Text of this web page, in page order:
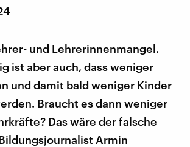
und Lehrerinnenmangel.
ist aber auch, dass weniger
und damit bald weniger Kinder
Braucht es dann weniger
Das wäre der falsche
Armin